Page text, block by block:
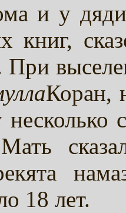
и у
книг,
При
Коран,
несколько
18 лет.